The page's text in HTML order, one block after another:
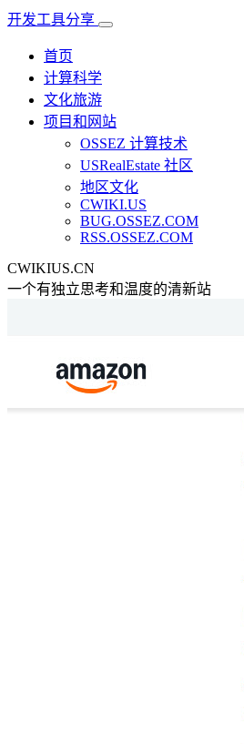
开发工具分享
首页
计算科学
文化旅游
项目和网站
OSSEZ 计算技术
USRealEstate 社区
地区文化
CWIKI.US
BUG.OSSEZ.COM
RSS.OSSEZ.COM
CWIKIUS.CN
一个有独立思考和温度的清新站